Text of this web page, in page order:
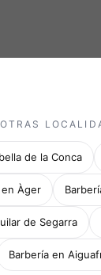
OTRAS
de la Conca
en Àger
de Segarra
Barbería en